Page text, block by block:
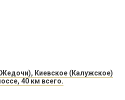
Киевское (Калужское)
40 км всего.